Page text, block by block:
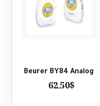
Beurer BY84 Analog
62.50$